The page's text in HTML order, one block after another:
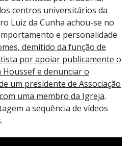
centros universitários da
Luiz da Cunha achou-se no
e personalidade
demitido da função de
por apoiar publicamente o
e denunciar o
um presidente de Associação
uma membro da Igreja.
a sequência de vídeos